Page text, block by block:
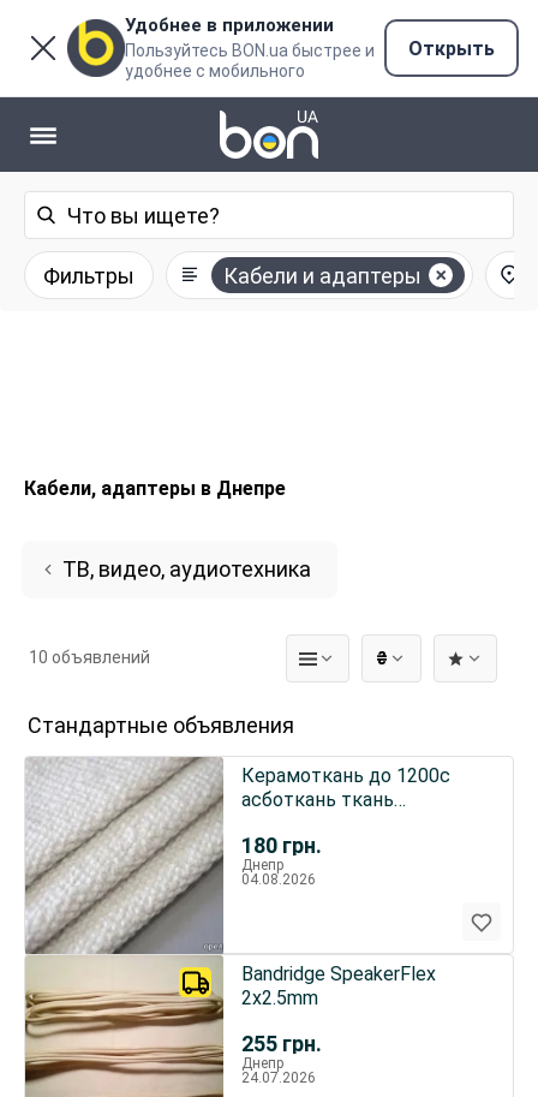
Удобнее в приложении
Пользуйтесь BON.ua быстрее и
удобнее с мобильного
Открыть
Фильтры Кабели и адаптеры
Кабели, адаптеры в Днепре
ТВ, видео, аудиотехника
₴
10 объявлений
Стандартные объявления
180 грн.
Керамоткань до 1200с
асботкань ткань
уплотнительный
Днепр
04.08.2026
255 грн.
Bandridge SpeakerFlex
2x2.5mm
Днепр
24.07.2026